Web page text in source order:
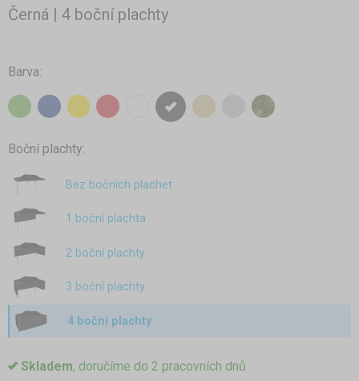
Černá | 4 boční plachty
Barva:
Boční plachty:
Bez bočních plachet
1 boční plachta
2 boční plachty
3 boční plachty
4 boční plachty
Skladem, doručíme do 2 pracovních dnů